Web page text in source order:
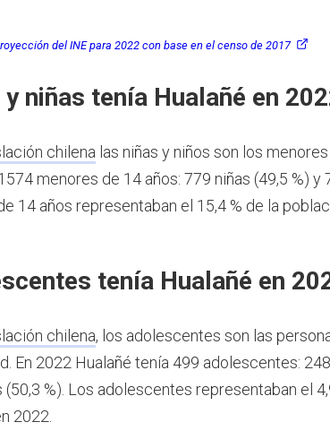
del INE para 2022 con base en el censo de 2017
niñas tenía Hualañé en
chilena las niñas y niños son los
menores de 14 años: 779 niñas (49,5 %) y
14 años representaban el 15,4 % de la
tenía Hualañé en
chilena, los adolescentes son las
En 2022 Hualañé tenía 499 adolescentes:
(50,3 %). Los adolescentes representaban el
2022.